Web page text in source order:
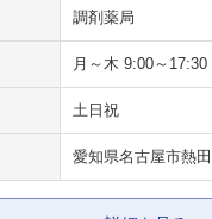
調剤薬局
月～木 9:00～
土日祝
愛知県名古屋市熱